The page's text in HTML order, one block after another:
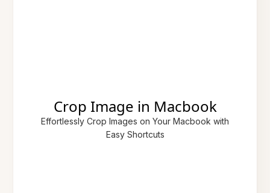
Crop Image in Macbook
Effortlessly Crop Images on Your Macbook with
Easy Shortcuts